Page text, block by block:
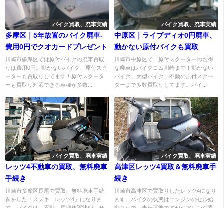
バイク買取、廃車実績
多摩区｜5年放置のバイク廃車-
費用0円でクオカードプレゼント
川崎市多摩区では原付バイクの廃車買取
りは費用0円。動かないバイク、原付スク
ーターも買取りしてます！原付スクータ
ーも買取り対応できる車種が多数...
バイク買取、廃車実績
中原区｜ライブディオ0円廃車、
動かない原付バイクも買取
川崎市中原区で、原付スクーターのお得
な廃車はバイクコム川崎まで！動かない
バイク、大型バイク、不動の原付スクー
ターまで多数買取りしてます。バイ...
バイク買取、廃車実績
レッツ4不動車の買取、無料廃車
手続き
川崎市多摩区長尾で買取、無料廃車手続
きをした「スズキ レッツ4」になりま
バイク買取、廃車実績
高津区レッツ4買取＆無料廃車手
続き
川崎市高津区で買取りしたレッツ4になり
ます。バイクの状態はエンジンのセル始